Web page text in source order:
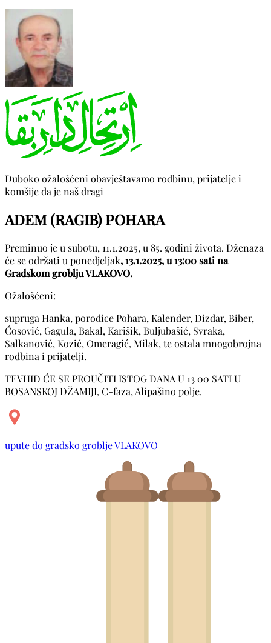
Duboko ožalošćeni obavještavamo rodbinu, prijatelje i
komšije da je naš dragi
ADEM (RAGIB) POHARA
Preminuo je u subotu, 11.1.2025, u 85. godini života. Dženaza
će se održati u ponedjeljak, 13.1.2025, u 13:00 sati na
Gradskom groblju VLAKOVO.
Ožalošćeni:
supruga Hanka, porodice Pohara, Kalender, Dizdar, Biber,
Ćosović, Gagula, Bakal, Karišik, Buljubašić, Svraka,
Salkanović, Kozić, Omeragić, Milak, te ostala mnogobrojna
rodbina i prijatelji.
TEVHID ĆE SE PROUČITI ISTOG DANA U 13 00 SATI U
BOSANSKOJ DŽAMIJI, C-faza, Alipašino polje.
upute do gradsko groblje VLAKOVO